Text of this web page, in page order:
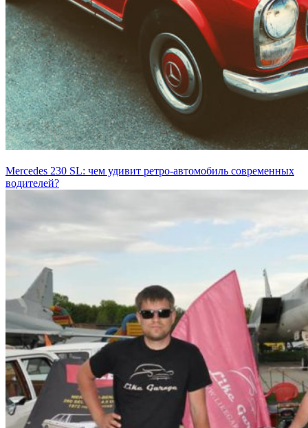
Mercedes 230 SL: чем удивит ретро-автомобиль современных
водителей?